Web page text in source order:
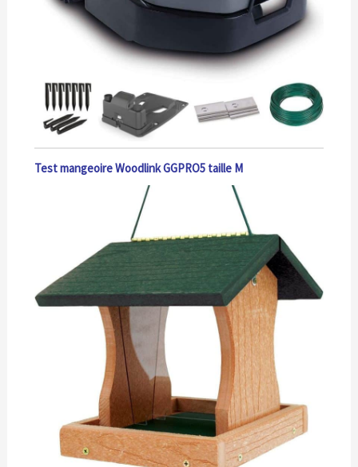
Test mangeoire Woodlink GGPRO5 taille M